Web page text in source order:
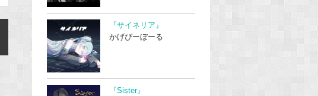
『サイネリア』
かげぴーぼーる
『Sister』